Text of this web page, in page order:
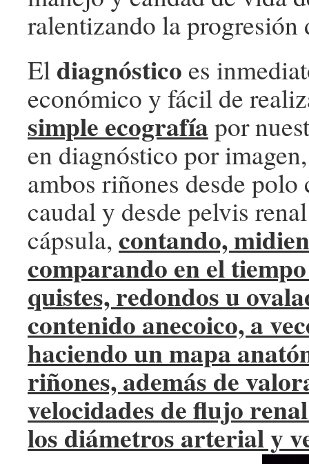
ralentizando la progresión
Eldiagnóstico es
económico y fácil de
simple ecografíapor
en diagnóstico por
ambos riñones desde
caudal y desde pelvis
cápsula, contando,
comparando en el
quistes, redondos u
contenido anecoico, a
haciendo un mapa
riñones, además de
velocidades de flujo
los diámetros arterial y